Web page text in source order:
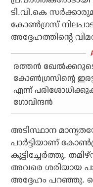
ടി.വി.കെ
കോണ്‍ഗ്രസ്
അദ്ദേഹത്തിന്റെ
രത്തന്‍ ഖേല്‍ക്കറുടെ
കോണ്‍ഗ്രസിന്റെ
എന്ന്
ഗോവിന്ദന്‍
അടിസ്ഥാന
പാര്‍ട്ടിയാണ്
കൂട്ടിച്ചേര്‍ത്തു.
അവരെ ശരിയായ
അദ്ദേഹം പറഞ്ഞു.